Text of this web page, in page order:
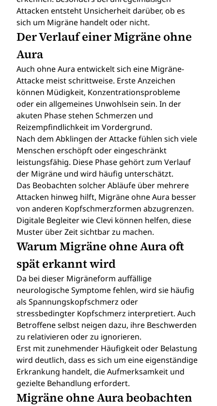
Attacken entsteht Unsicherheit darüber, ob es
sich um Migräne handelt oder nicht.
Der Verlauf einer Migräne ohne
Aura
Auch ohne Aura entwickelt sich eine Migräne-
Attacke meist schrittweise. Erste Anzeichen
können Müdigkeit, Konzentrationsprobleme
oder ein allgemeines Unwohlsein sein. In der
akuten Phase stehen Schmerzen und
Reizempfindlichkeit im Vordergrund.
Nach dem Abklingen der Attacke fühlen sich viele
Menschen erschöpft oder eingeschränkt
leistungsfähig. Diese Phase gehört zum Verlauf
der Migräne und wird häufig unterschätzt.
Das Beobachten solcher Abläufe über mehrere
Attacken hinweg hilft, Migräne ohne Aura besser
von anderen Kopfschmerzformen abzugrenzen.
Digitale Begleiter wie Clevi können helfen, diese
Muster über Zeit sichtbar zu machen.
Warum Migräne ohne Aura oft
spät erkannt wird
Da bei dieser Migräneform auffällige
neurologische Symptome fehlen, wird sie häufig
als Spannungskopfschmerz oder
stressbedingter Kopfschmerz interpretiert. Auch
Betroffene selbst neigen dazu, ihre Beschwerden
zu relativieren oder zu ignorieren.
Erst mit zunehmender Häufigkeit oder Belastung
wird deutlich, dass es sich um eine eigenständige
Erkrankung handelt, die Aufmerksamkeit und
gezielte Behandlung erfordert.
Migräne ohne Aura beobachten